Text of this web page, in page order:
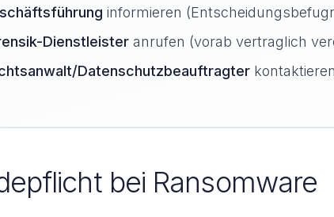
informieren
Dienstleister anrufen (vorab vertraglich
Datenschutzbeauftragter
bei Ransomware